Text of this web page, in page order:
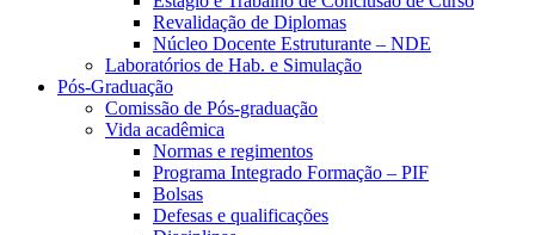
Revalidação de Diplomas
Núcleo Docente Estruturante – NDE
Laboratórios de Hab. e Simulação
Pós-Graduação
Comissão de Pós-graduação
Vida acadêmica
Normas e regimentos
Programa Integrado Formação – PIF
Bolsas
Defesas e qualificações